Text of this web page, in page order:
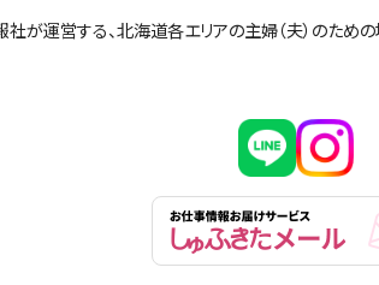
が運営する、北海道各エリアの主婦（夫）のため